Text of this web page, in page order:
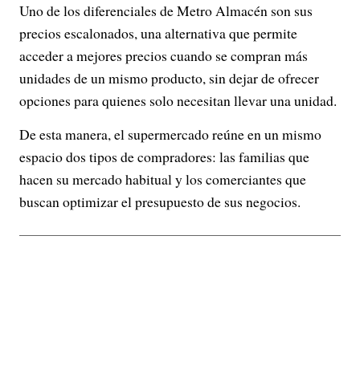
Uno de los diferenciales de Metro Almacén son sus
precios escalonados, una alternativa que permite
acceder a mejores precios cuando se compran más
unidades de un mismo producto, sin dejar de ofrecer
opciones para quienes solo necesitan llevar una unidad.
De esta manera, el supermercado reúne en un mismo
espacio dos tipos de compradores: las familias que
hacen su mercado habitual y los comerciantes que
buscan optimizar el presupuesto de sus negocios.